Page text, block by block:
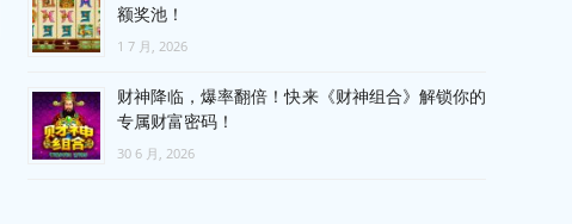
额奖池！
1 7 月, 2026
财神降临，爆率翻倍！快来《财神组合》解锁你的
专属财富密码！
30 6 月, 2026